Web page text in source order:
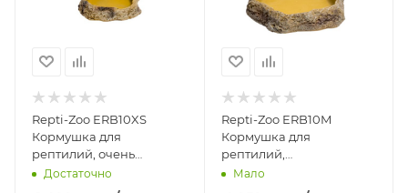
Repti-Zoo ERB10XS
Кормушка для
рептилий, очень
маленькая,
11x9x3см(Китай)
Достаточно
Repti-Zoo ERB10M
Кормушка для
рептилий,
средняя(Китай)
Мало